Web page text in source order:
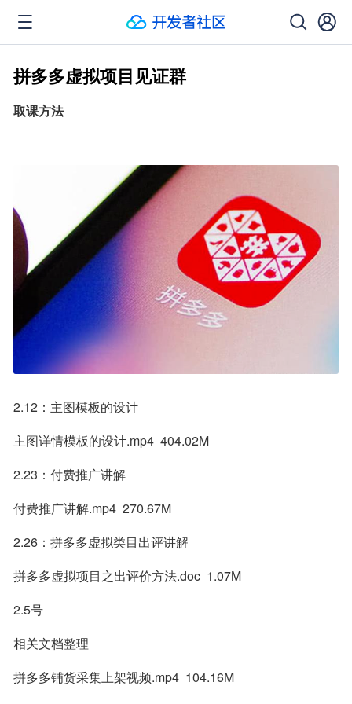
拼多多虚拟项目见证群
取课方法
2.12：主图模板的设计
主图详情模板的设计.mp4  404.02M
2.23：付费推广讲解
付费推广讲解.mp4  270.67M
2.26：拼多多虚拟类目出评讲解
拼多多虚拟项目之出评价方法.doc  1.07M
2.5号
相关文档整理
拼多多铺货采集上架视频.mp4  104.16M